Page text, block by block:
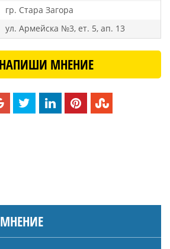
гр. Стара Загора
ул. Армейска №3, ет. 5, ап. 13
НАПИШИ МНЕНИЕ